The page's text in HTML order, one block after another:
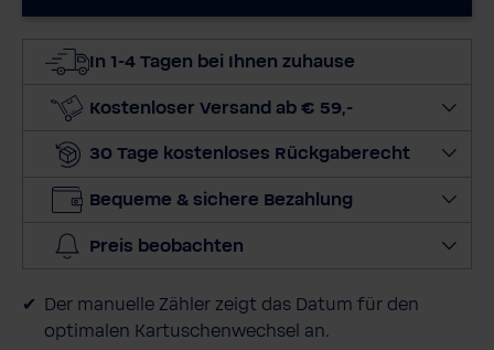
e
e
e
g
In 1-4 Tagen bei Ihnen zuhause
Kostenloser Versand ab € 59,-
30 Tage kostenloses Rückgaberecht
Bequeme & sichere Bezahlung
Preis beobachten
Der manuelle Zähler zeigt das Datum für den
optimalen Kartuschenwechsel an.